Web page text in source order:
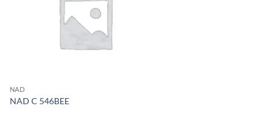
NAD
NAD C 546BEE